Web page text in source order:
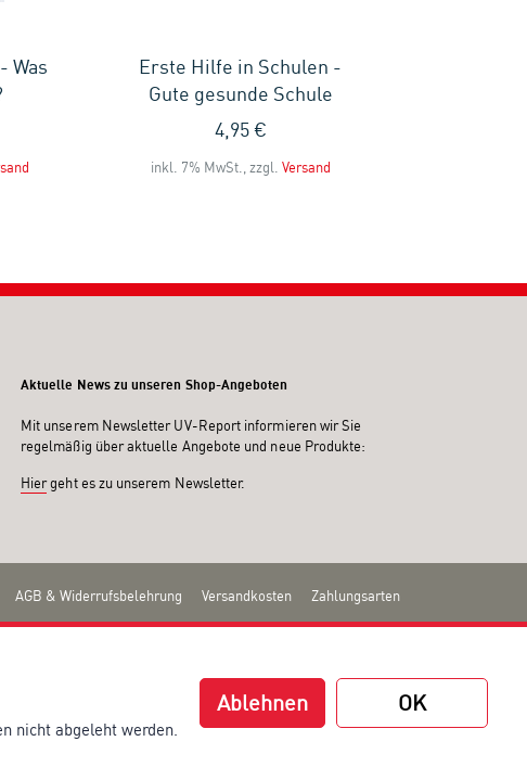
nicht abgeleht werden.
Ablehnen OK
Was
Erste Hilfe in Schulen -
Gute gesunde Schule
4,95 €
inkl. 7% MwSt., zzgl. Versand
Aktuelle News zu unseren Shop-Angeboten
Mit unserem Newsletter UV-Report informieren wir Sie
regelmäßig über aktuelle Angebote und neue Produkte:
Hiergeht es zu unserem Newsletter.
AGB & Widerrufsbelehrung Versandkosten Zahlungsarten